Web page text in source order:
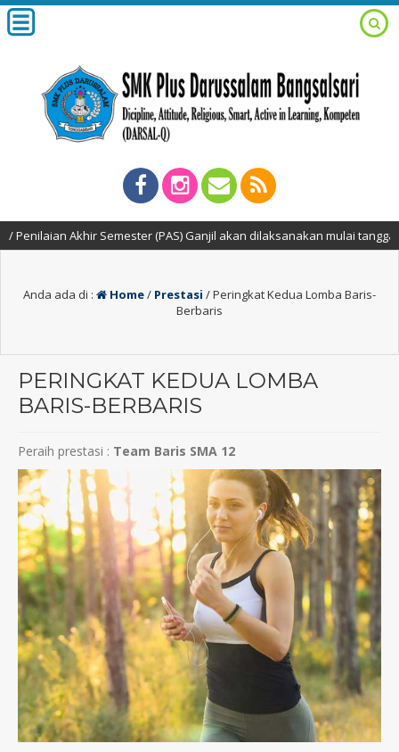
Akhir Semester (PAS) Ganjil akan dilaksanakan mulai tanggal 2 s/d
Anda ada di : Home/ Prestasi /Peringkat Kedua Lomba Baris-
Berbaris
PERINGKAT KEDUA LOMBA
BARIS-BERBARIS
Peraih prestasi : Team Baris SMA 12